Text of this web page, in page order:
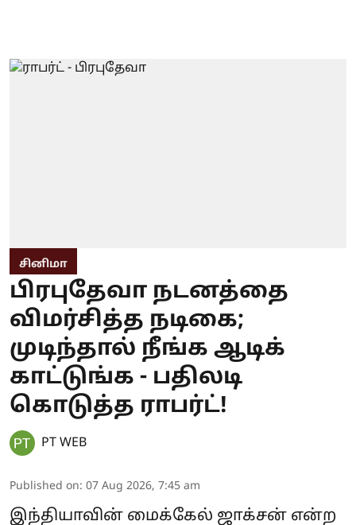
சினிமா
பிரபுதேவா நடனத்தை
விமர்சித்த நடிகை;
முடிந்தால் நீங்க ஆடிக்
காட்டுங்க - பதிலடி
கொடுத்த ராபர்ட்!
PT WEB
Published on: 07 Aug 2026, 7:45 am
இந்தியாவின் மைக்கேல் ஜாக்சன் என்ற